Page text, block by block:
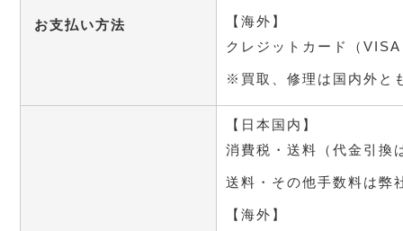
お支払い方法
【海外】
クレジットカード（
※買取、修理は国内外と
【日本国内】
消費税・送料（代金引換
送料・その他手数料は弊
【海外】